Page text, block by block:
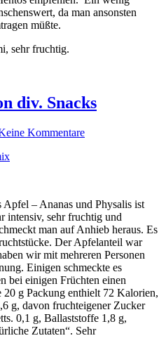
da man ansonsten
müßte.
sehr fruchtig.
div. Snacks
Kommentare
– Ananas und Physalis ist
intensiv, sehr fruchtig und
man auf Anhieb heraus. Es
Der Apfelanteil war
wir mit mehreren Personen
Einigen schmeckte es
bei einigen Früchten einen
20 g Packung enthielt 72 Kalorien,
g, davon fruchteigener Zucker
0,1 g, Ballaststoffe 1,8 g,
Zutaten“. Sehr